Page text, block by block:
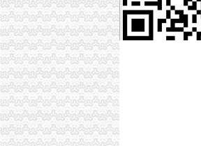
2018全重庆通讯
重庆长,偏远,空
【重庆九龙坡巴
七夕巴国城“穿
巴国城附近有
从海关到巴国